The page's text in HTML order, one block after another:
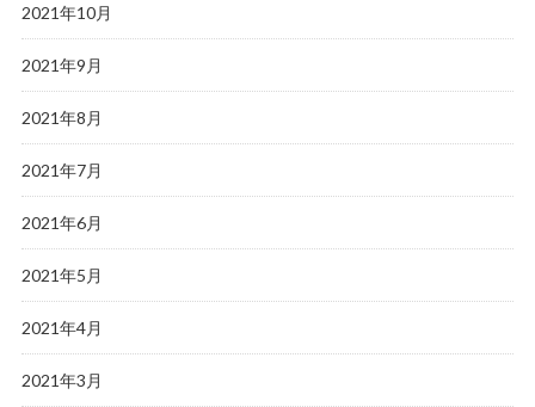
2021年10月
2021年9月
2021年8月
2021年7月
2021年6月
2021年5月
2021年4月
2021年3月